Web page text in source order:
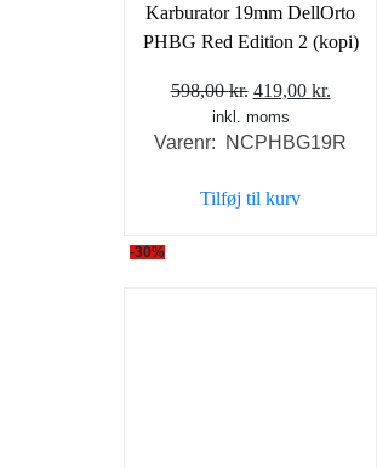
Karburator 19mm DellOrto
PHBG Red Edition 2 (kopi)
598,00kr. Den
oprindelige
pris
598,00 kr..
419,00 kr.
pris
inkl. moms
Varenr: NCPHBG19R
Tilføj til kurv
-30%